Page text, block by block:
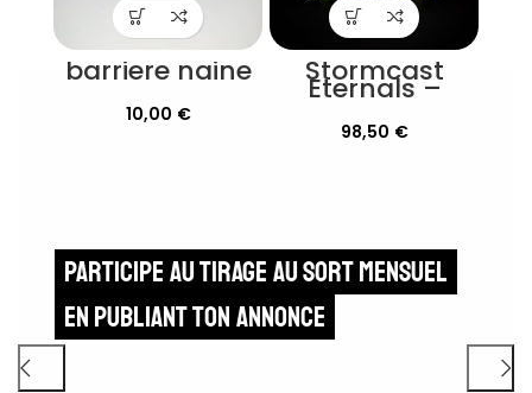
barriere naine
10,00 €
Stormcast
Eternals –
Prosecutors
Peinture Pro
98,50 €
Participe au tirage au sort mensuel
en publiant ton annonce